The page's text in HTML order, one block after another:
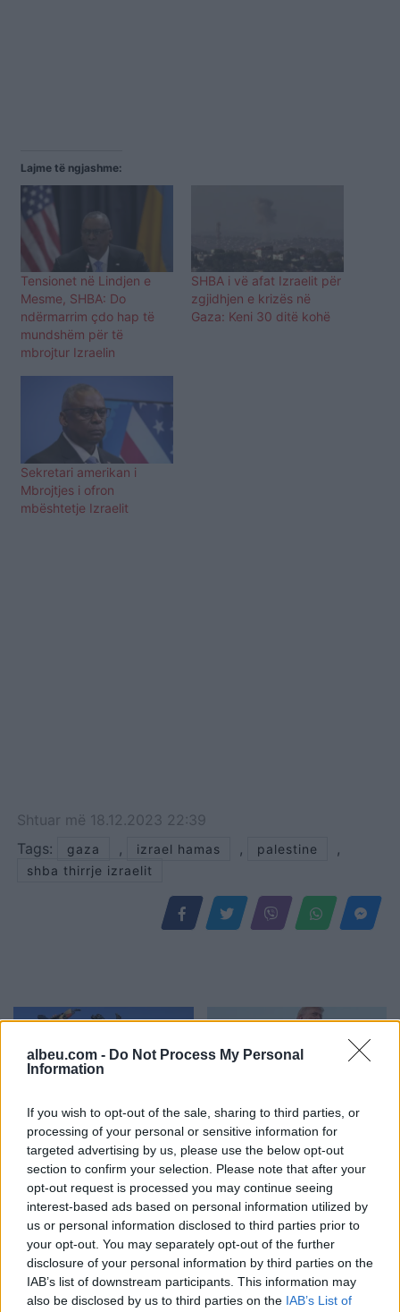
albeu.com - Do Not Process My Personal
Information
If you wish to opt-out of the sale, sharing to third parties, or
processing of your personal or sensitive information for
targeted advertising by us, please use the below opt-out
section to confirm your selection. Please note that after your
opt-out request is processed you may continue seeing
interest-based ads based on personal information utilized by
us or personal information disclosed to third parties prior to
your opt-out. You may separately opt-out of the further
disclosure of your personal information by third parties on the
IAB’s list of downstream participants. This information may
also be disclosed by us to third parties on the IAB’s List of
Lajme të ngjashme:
Tensionet në Lindjen e
Mesme, SHBA: Do
ndërmarrim çdo hap të
mundshëm për të
mbrojtur Izraelin
SHBA i vë afat Izraelit për
zgjidhjen e krizës në
Gaza: Keni 30 ditë kohë
Sekretari amerikan i
Mbrojtjes i ofron
mbështetje Izraelit
Shtuar më 18.12.2023 22:39
Tags:
gaza , izrael hamas , palestine ,
shba thirrje izraelit
Të paktën 38 të vrarë dhe
29 të plagosur nga sulmet
e Huthive me raketa dhe
dronë kundër ushtrisë së
Jemenit
Trump mohon se SHBA-ja
ka mungesë municionesh:
Burgime të gjata për
publikuesit e deklaratave
tradhtare